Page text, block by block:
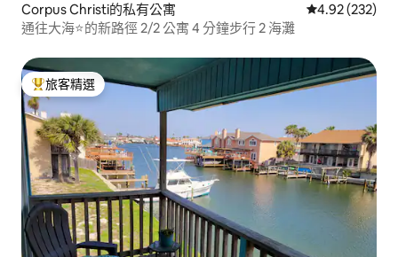
Corpus Christi的私有公寓 從 232 則評價
4.92 (232)
通往大海⭐的新路徑 2/2 公寓 4 分鐘步行 2 海灘
旅客精選榜首
旅客精選